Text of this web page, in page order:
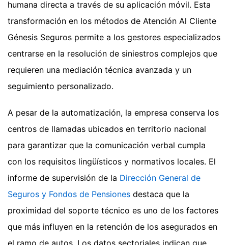
humana directa a través de su aplicación móvil. Esta
transformación en los métodos de Atención Al Cliente
Génesis Seguros permite a los gestores especializados
centrarse en la resolución de siniestros complejos que
requieren una mediación técnica avanzada y un
seguimiento personalizado.
A pesar de la automatización, la empresa conserva los
centros de llamadas ubicados en territorio nacional
para garantizar que la comunicación verbal cumpla
con los requisitos lingüísticos y normativos locales. El
informe de supervisión de la Dirección General de
Seguros y Fondos de Pensiones destaca que la
proximidad del soporte técnico es uno de los factores
que más influyen en la retención de los asegurados en
el ramo de autos. Los datos sectoriales indican que